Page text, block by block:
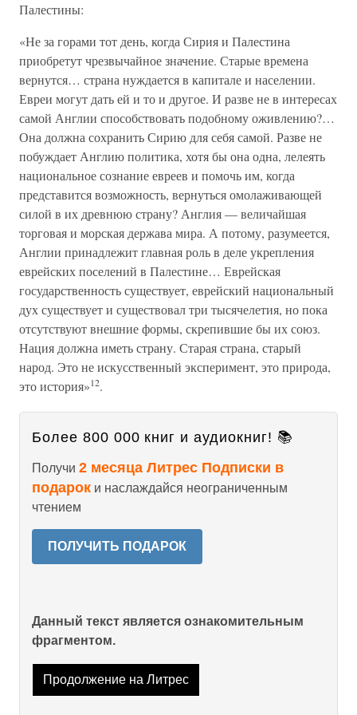
Палестины:
«Не за горами тот день, когда Сирия и Палестина
приобретут чрезвычайное значение. Старые времена
вернутся… страна нуждается в капитале и населении.
Евреи могут дать ей и то и другое. И разве не в интересах
самой Англии способствовать подобному оживлению?…
Она должна сохранить Сирию для себя самой. Разве не
побуждает Англию политика, хотя бы она одна, лелеять
национальное сознание евреев и помочь им, когда
представится возможность, вернуться омолаживающей
силой в их древнюю страну? Англия — величайшая
торговая и морская держава мира. А потому, разумеется,
Англии принадлежит главная роль в деле укрепления
еврейских поселений в Палестине… Еврейская
государственность существует, еврейский национальный
дух существует и существовал три тысячелетия, но пока
отсутствуют внешние формы, скрепившие бы их союз.
Нация должна иметь страну. Старая страна, старый
народ. Это не искусственный эксперимент, это природа,
это история»12.
Более 800 000 книг и аудиокниг! 📚
Получи 2 месяца Литрес Подписки в
подарок и наслаждайся неограниченным
чтением
ПОЛУЧИТЬ ПОДАРОК
Данный текст является ознакомительным
фрагментом.
Продолжение на Литрес